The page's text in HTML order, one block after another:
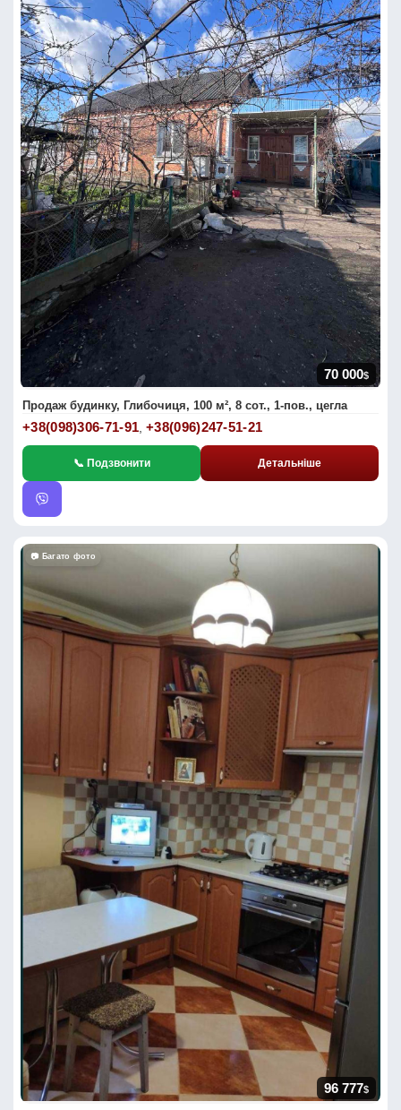
70 000$
Продаж будинку, Глибочиця, 100 м², 8 сот., 1-пов., цегла
+38(098)306-71-91 ,+38(096)247-51-21
📞 Подзвонити Детальніше
📷 Багато фото
96 777$